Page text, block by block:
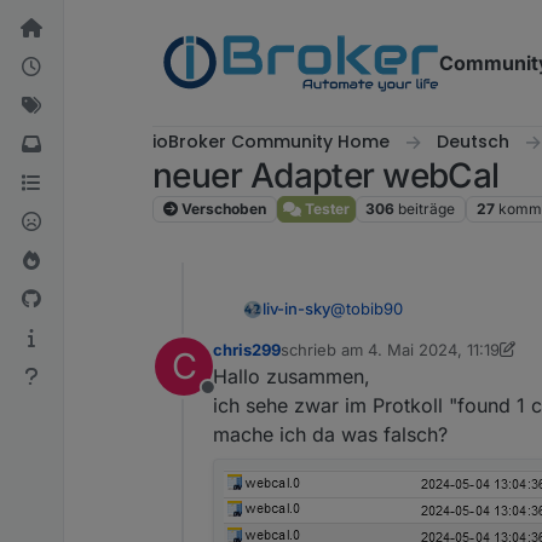
Weiter zum Inhalt
ioBroker Community Home Deutsch
neuer Adapter webCal
Verschoben Tester 306 beiträge 27
liv-in-sky@tobib90
ich habe ein script
hochgeladen - zuvor
eingegeben worden sind,
ja die grafische ansicht ist
eingetragen - damit
adapter den kalender in
C
Offline
chris299schrieb am 4. Mai 2024, 11:19
zuletzt editiert von chris2995.
Hallo zusammen,
ich sehe zwar im Protkoll "found 1
mache ich da was falsch?